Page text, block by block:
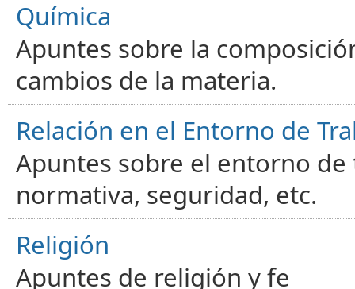
Química
Apuntes sobre la
cambios de la materia.
Relación en el Entorno de
Apuntes sobre el entorno
normativa, seguridad, etc.
Religión
Apuntes de religión y fe